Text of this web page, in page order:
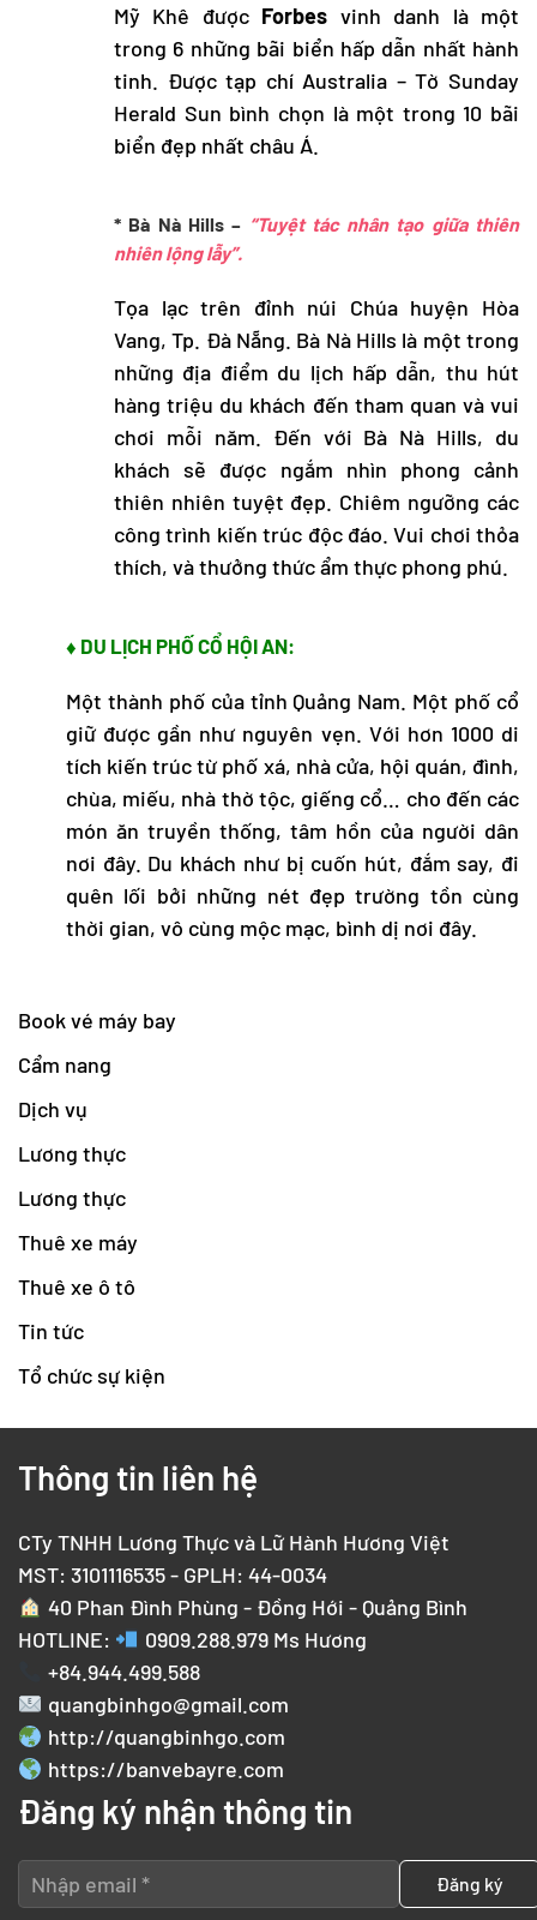
Mỹ Khê được Forbes vinh danh là một
trong 6 những bãi biển hấp dẫn nhất hành
tinh. Được tạp chí Australia – Tờ Sunday
Herald Sun bình chọn là một trong 10 bãi
biển đẹp nhất châu Á.
* Bà Nà Hills – “Tuyệt tác nhân tạo giữa thiên
nhiên lộng lẫy”.
Tọa lạc trên đỉnh núi Chúa huyện Hòa
Vang, Tp. Đà Nẵng. Bà Nà Hills là một trong
những địa điểm du lịch hấp dẫn, thu hút
hàng triệu du khách đến tham quan và vui
chơi mỗi năm. Đến với Bà Nà Hills, du
khách sẽ được ngắm nhìn phong cảnh
thiên nhiên tuyệt đẹp. Chiêm ngưỡng các
công trình kiến trúc độc đáo. Vui chơi thỏa
thích, và thưởng thức ẩm thực phong phú.
♦ DU LỊCH PHỐ CỔ HỘI AN:
Một thành phố của tỉnh Quảng Nam. Một phố cổ
giữ được gần như nguyên vẹn. Với hơn 1000 di
tích kiến trúc từ phố xá, nhà cửa, hội quán, đình,
chùa, miếu, nhà thờ tộc, giếng cổ… cho đến các
món ăn truyền thống, tâm hồn của người dân
nơi đây. Du khách như bị cuốn hút, đắm say, đi
quên lối bởi những nét đẹp trường tồn cùng
thời gian, vô cùng mộc mạc, bình dị nơi đây.
Book vé máy bay
Cẩm nang
Dịch vụ
Lương thực
Lương thực
Thuê xe máy
Thuê xe ô tô
Tin tức
Tổ chức sự kiện
Thông tin liên hệ
CTy TNHH Lương Thực và Lữ Hành Hương Việt
MST: 3101116535 - GPLH: 44-0034
40 Phan Đình Phùng - Đồng Hới - Quảng Bình
HOTLINE:
0909.288.979Ms Hương
+84.944.499.588
quangbinhgo@gmail.com
http://quangbinhgo.com
https://banvebayre.com
Đăng ký nhận thông tin